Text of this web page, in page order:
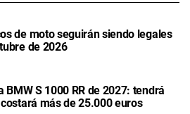
de moto seguirán siendo legales
de 2026
BMW S 1000 RR de 2027: tendrá
más de 25.000 euros